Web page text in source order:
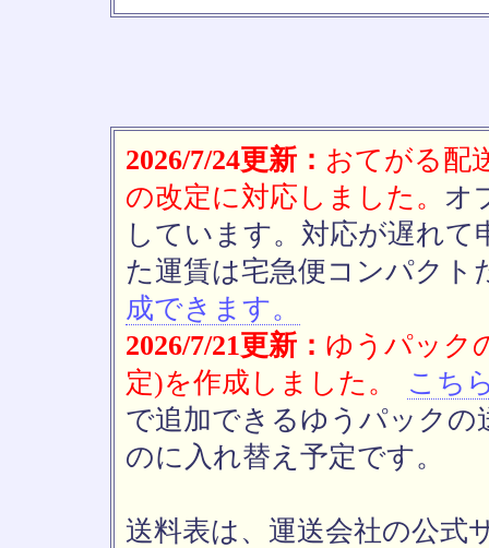
2026/7/24更新： おてがる配
の改定に対応しました。 オ
しています。対応が遅れ
た運賃は宅急便コンパクト
成できます。
2026/7/21更新： ゆうパック
定)を作成しました。
こち
で追加できるゆうパックの
のに入れ替え予定です。
送料表は、運送会社の公式